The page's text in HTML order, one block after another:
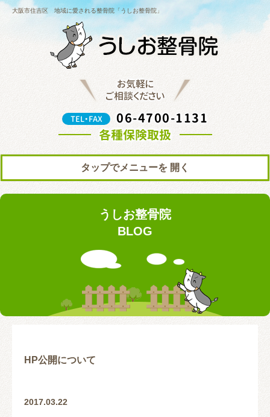
大阪市住吉区 地域に愛される整骨院「うしお整骨院」
お気軽に
ご相談ください
TEL・FAX
06-4700-1131
各種保険取扱
タップでメニューを
料金表
お知らせ
リアライン（骨盤矯正） トレーニング指導
うしお整骨院
BLOG
HP公開について
2017.03.22